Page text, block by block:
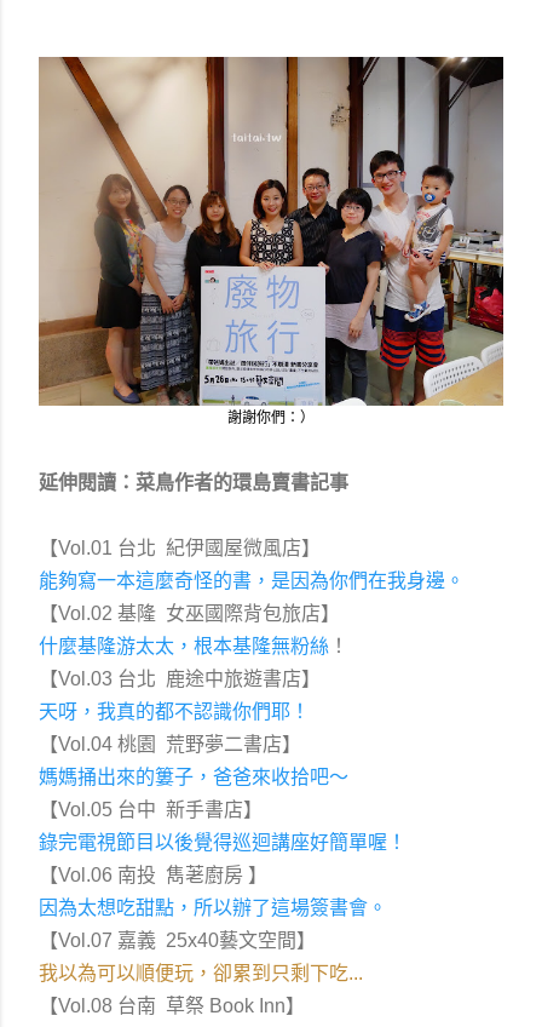
謝謝你們：）
延伸閱讀：菜鳥作者的環島賣書記事
【Vol.01 台北 紀伊國屋微風店】
能夠寫一本這麼奇怪的書，是因為你們在我身邊。
【Vol.02 基隆 女巫國際背包旅店】
什麼基隆游太太，根本基隆無粉絲 ！
【Vol.03 台北 鹿途中旅遊書店】
天呀，我真的都不認識你們耶！
【Vol.04 桃園 荒野夢二書店】
媽媽捅出來的簍子，爸爸來收拾吧～
【Vol.05 台中 新手書店】
錄完電視節目以後覺得巡迴講座好簡單喔！
【Vol.06 南投 雋荖廚房 】
因為太想吃甜點，所以辦了這場簽書會。
【Vol.07 嘉義  25x40藝文空間】
我以為可以順便玩，卻累到只剩下吃...
【Vol.08 台南  草祭 Book Inn】